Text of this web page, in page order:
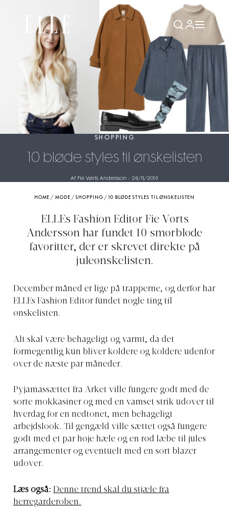
SHOPPING
10 bløde styles til ønskelisten
Af Fie Vørts Andersson - 28/11/2019
HOME /MODE /SHOPPING /10 BLØDE STYLES TIL ØNSKELISTEN
ELLEs Fashion Editor Fie Vørts
Andersson har fundet 10 smørbløde
favoritter, der er skrevet direkte på
juleønskelisten.
December måned er lige på trapperne, og derfor har
ELLEs Fashion Editor fundet nogle ting til
ønskelisten.
Alt skal være behageligt og varmt, da det
formegentlig kun bliver koldere og koldere udenfor
over de næste par måneder.
Pyjamassættet fra Arket ville fungere godt med de
sorte mokkasiner og med en vamset strik udover til
hverdag for en nedtonet, men behageligt
arbejdslook. Til gengæld ville sættet også fungere
godt med et par høje hæle og en rød læbe til jules
arrangementer og eventuelt med en sort blazer
udover.
Læs også: Denne trend skal du stjæle fra
herregarderoben.